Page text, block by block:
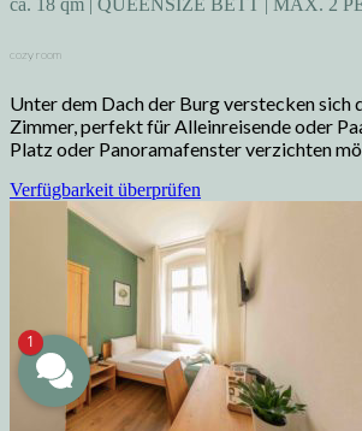
cozy room
Unter dem Dach der Burg verstecken sich
Zimmer, perfekt für Alleinreisende oder
Platz oder Panoramafenster verzichten
Verfügbarkeit überprüfen
1